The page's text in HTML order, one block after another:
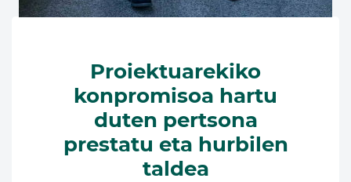
Proiektuarekiko
konpromisoa hartu
duten pertsona
prestatu eta hurbilen
taldea